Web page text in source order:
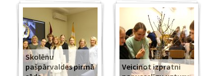
Skolēnu
pašpārvaldes pirmā
Veicinot izpratni